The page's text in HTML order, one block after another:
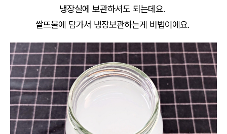
냉장실에 보관하셔도 되는데요.
쌀뜨물에 담가서 냉장보관하는게 비법이에요.